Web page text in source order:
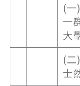
(
一
大
(
士